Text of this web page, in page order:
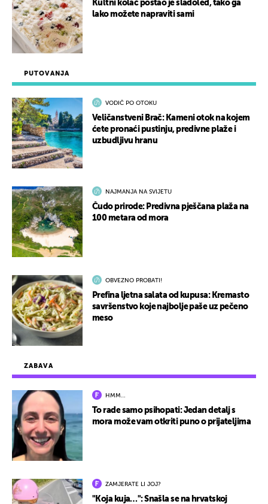
ZABAVA
HMM…
To rade samo psihopati: Jedan detalj s
mora može vam otkriti puno o prijateljima
ZAMJERATE LI JOJ?
"Koja kuja…": Snašla se na hrvatskoj
PUTOVANJA
VODIČ PO OTOKU
Veličanstveni Brač: Kameni otok na kojem
ćete pronaći pustinju, predivne plaže i
uzbudljivu hranu
NAJMANJA NA SVIJETU
Čudo prirode: Predivna pješčana plaža na
100 metara od mora
OBVEZNO PROBATI!
Prefina ljetna salata od kupusa: Kremasto
savršenstvo koje najbolje paše uz pečeno
meso
Kultni kolač postao je sladoled, tako ga
lako možete napraviti sami